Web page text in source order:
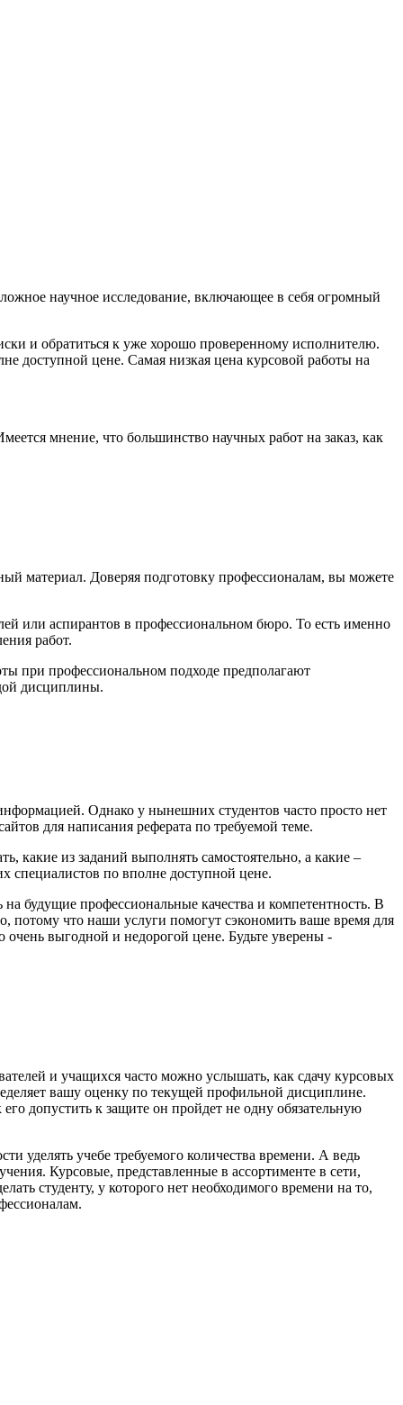
научное исследование, включающее в себя огромный
и обратиться к уже хорошо проверенному исполнителю.
доступной цене. Самая низкая цена курсовой работы на
мнение, что большинство научных работ на заказ, как
материал. Доверяя подготовку профессионалам, вы можете
или аспирантов в профессиональном бюро. То есть именно
работ.
при профессиональном подходе предполагают
дисциплины.
Однако у нынешних студентов часто просто нет
для написания реферата по требуемой теме.
какие из заданий выполнять самостоятельно, а какие –
специалистов по вполне доступной цене.
будущие профессиональные качества и компетентность. В
потому что наши услуги помогут сэкономить ваше время для
выгодной и недорогой цене. Будьте уверены -
и учащихся часто можно услышать, как сдачу курсовых
вашу оценку по текущей профильной дисциплине.
допустить к защите он пройдет не одну обязательную
уделять учебе требуемого количества времени. А ведь
Курсовые, представленные в ассортименте в сети,
студенту, у которого нет необходимого времени на то,